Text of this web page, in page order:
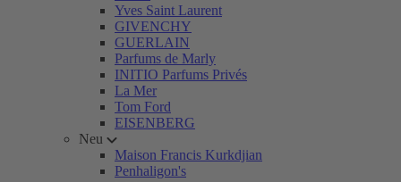
Yves Saint Laurent
GIVENCHY
GUERLAIN
Parfums de Marly
INITIO Parfums Privés
La Mer
Tom Ford
EISENBERG
Neu
Maison Francis Kurkdjian
Penhaligon's